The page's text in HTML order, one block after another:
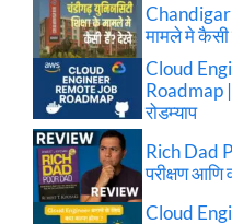
मामले मे कैसी
Cloud
Roadmap |
रोडम्याप
Rich Dad
परीक्षण आणि
Cloud